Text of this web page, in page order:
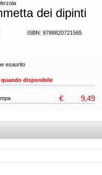
dei dipinti
ISBN: 9788820721565
esaurito
quando disponibile
€ 9,49